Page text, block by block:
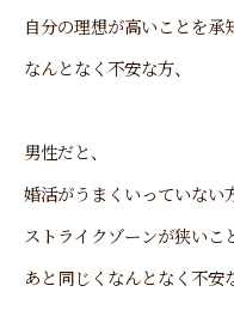
自分の理想が高いことを承
なんとなく不安な方、
男性だと、
婚活がうまくいっていない方
ストライクゾーンが狭いこ
あと同じくなんとなく不安